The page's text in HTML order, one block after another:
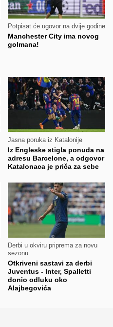
Potpisat će ugovor na dvije godine
Manchester City ima novog
golmana!
Jasna poruka iz Katalonije
Iz Engleske stigla ponuda na
adresu Barcelone, a odgovor
Katalonaca je priča za sebe
Derbi u okviru priprema za novu
sezonu
Otkriveni sastavi za derbi
Juventus - Inter, Spalletti
donio odluku oko
Alajbegovića